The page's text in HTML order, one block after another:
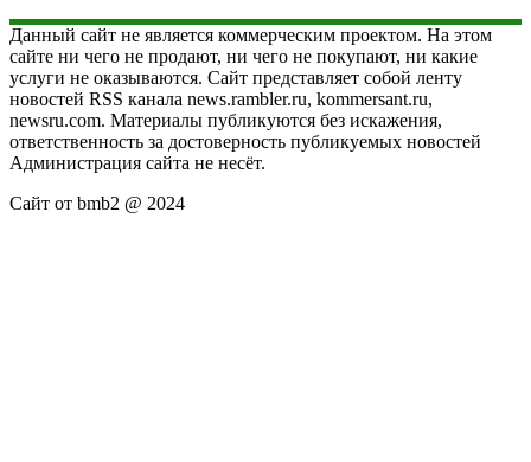
Данный сайт не является коммерческим проектом. На этом
сайте ни чего не продают, ни чего не покупают, ни какие
услуги не оказываются. Сайт представляет собой ленту
новостей RSS канала news.rambler.ru, kommersant.ru,
newsru.com. Материалы публикуются без искажения,
ответственность за достоверность публикуемых новостей
Администрация сайта не несёт.
Сайт от bmb2 @ 2024